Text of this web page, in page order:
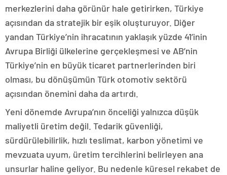
merkezlerini daha görünür hale getirirken, Türkiye
açısından da stratejik bir eşik oluşturuyor. Diğer
yandan Türkiye’nin ihracatının yaklaşık yüzde 41’inin
Avrupa Birliği ülkelerine gerçekleşmesi ve AB’nin
Türkiye’nin en büyük ticaret partnerlerinden biri
olması, bu dönüşümün Türk otomotiv sektörü
açısından önemini daha da artırdı.
Yeni dönemde Avrupa’nın önceliği yalnızca düşük
maliyetli üretim değil. Tedarik güvenliği,
sürdürülebilirlik, hızlı teslimat, karbon yönetimi ve
mevzuata uyum, üretim tercihlerini belirleyen ana
unsurlar haline geliyor. Bu nedenle küresel rekabet de